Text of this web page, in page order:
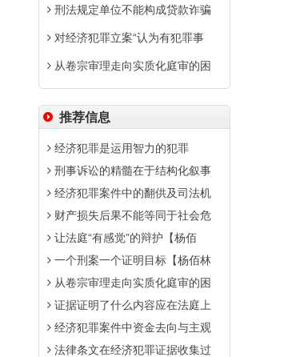
刑法规定单位不能构成贷款诈骗
对经济犯罪立案“认为有犯罪事
从卷宗审理走向实质化庭审的困
推荐信息
经济犯罪是运用智力的犯罪
刑事诉讼的精髓在于结构化叙事
经济犯罪案件中的翻供及司法机
财产损失后果不能等同于社会危
让法庭“有感觉”的辩护【杨佰
一个刑案一个证明目标【杨佰林
从卷宗审理走向实质化庭审的困
证据证明了什么内容应在法庭上
经济犯罪案件中资金去向与主观
法律条文在经济犯罪证据收集过